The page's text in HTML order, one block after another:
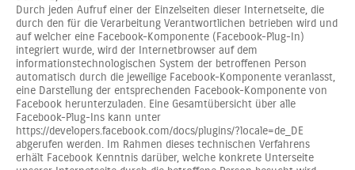
Durch jeden Aufruf einer der Einzelseiten dieser Internetseite, die
durch den für die Verarbeitung Verantwortlichen betrieben wird und
auf welcher eine Facebook-Komponente (Facebook-Plug-In)
integriert wurde, wird der Internetbrowser auf dem
informationstechnologischen System der betroffenen Person
automatisch durch die jeweilige Facebook-Komponente veranlasst,
eine Darstellung der entsprechenden Facebook-Komponente von
Facebook herunterzuladen. Eine Gesamtübersicht über alle
Facebook-Plug-Ins kann unter
https://developers.facebook.com/docs/plugins/?locale=de_DE
abgerufen werden. Im Rahmen dieses technischen Verfahrens
erhält Facebook Kenntnis darüber, welche konkrete Unterseite